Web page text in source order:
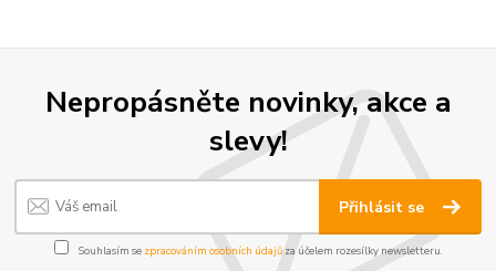
Nepropásněte novinky, akce a
slevy!
Přihlásit se
Souhlasím se zpracováním osobních údajůza účelem rozesílky newsletteru.